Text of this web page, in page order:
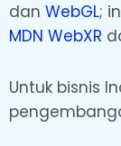
dan WebGL;
MDN WebXR
Untuk bisnis